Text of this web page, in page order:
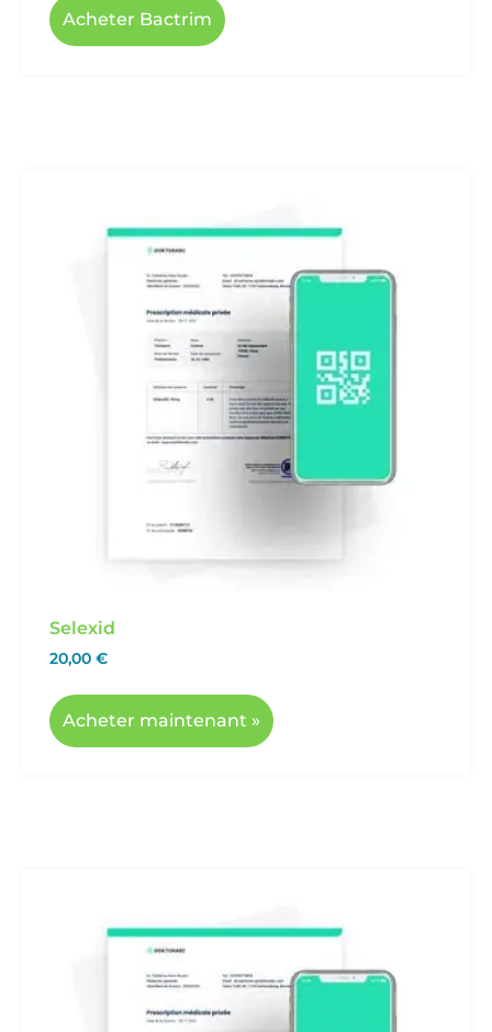
Acheter Bactrim
Selexid
20,00 €
Acheter maintenant »